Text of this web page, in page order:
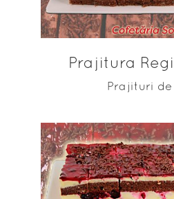
Prajitura
Prajituri de
ADAUGĂ